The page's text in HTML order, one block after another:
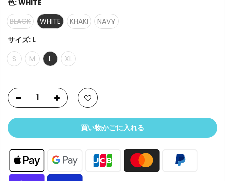
BLACK
WHITE KHAKI
NAVY
サイズ: L
S
M L XL
買い物かごに入れる